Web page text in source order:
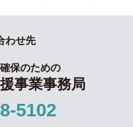
わせ先
保のための
事業事務局
5102